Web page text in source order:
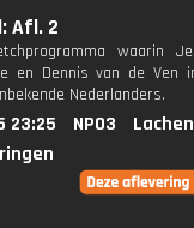
Afl. 2
waarin
en Dennis van de Ven
Nederlanders.
23:25 NPO3